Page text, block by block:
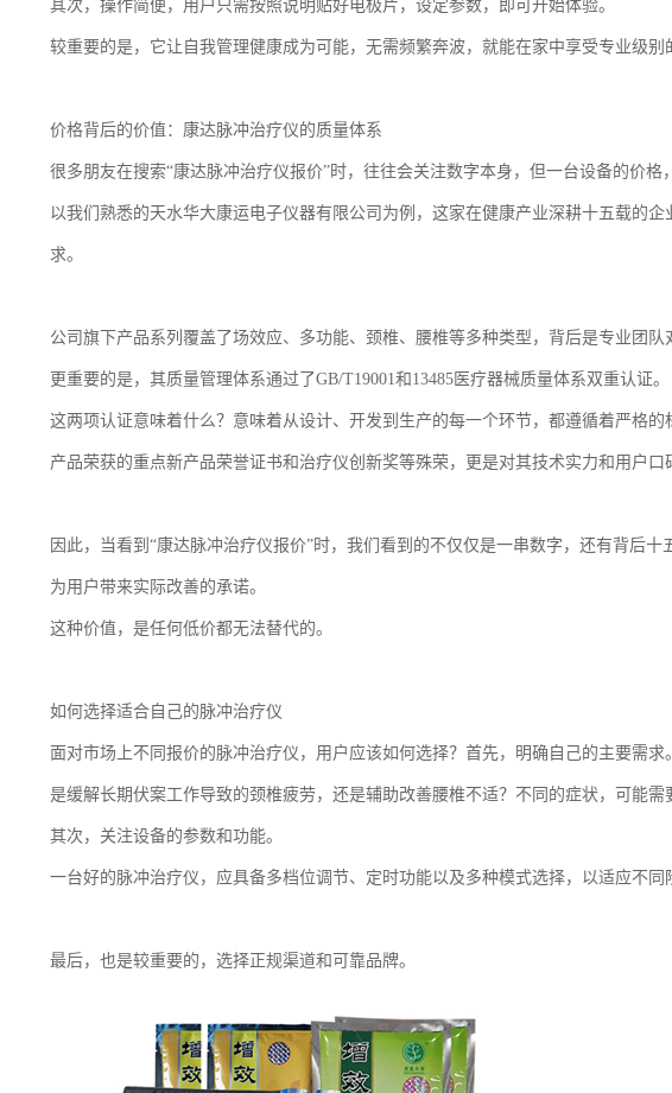
其次，操作简便，用户只需按照说明贴好电极片，设定参数，即可开始体验。
较重要的是，它让自我管理健康成为可能，无需频繁奔波，就能在家中享受专业级别
价格背后的价值：康达脉冲治疗仪的质量体系
很多朋友在搜索“康达脉冲治疗仪报价”时，往往会关注数字本身，但一台设备的价
以我们熟悉的天水华大康运电子仪器有限公司为例，这家在健康产业深耕十五载的
求。
公司旗下产品系列覆盖了场效应、多功能、颈椎、腰椎等多种类型，背后是专业团队
更重要的是，其质量管理体系通过了GB/T19001和13485医疗器械质量体系双重认证。
这两项认证意味着什么？意味着从设计、开发到生产的每一个环节，都遵循着严格的
产品荣获的重点新产品荣誉证书和治疗仪创新奖等殊荣，更是对其技术实力和用户口
因此，当看到“康达脉冲治疗仪报价”时，我们看到的不仅仅是一串数字，还有背后
为用户带来实际改善的承诺。
这种价值，是任何低价都无法替代的。
如何选择适合自己的脉冲治疗仪
面对市场上不同报价的脉冲治疗仪，用户应该如何选择？首先，明确自己的主要需求
是缓解长期伏案工作导致的颈椎疲劳，还是辅助改善腰椎不适？不同的症状，可能需
其次，关注设备的参数和功能。
一台好的脉冲治疗仪，应具备多档位调节、定时功能以及多种模式选择，以适应不同
最后，也是较重要的，选择正规渠道和可靠品牌。